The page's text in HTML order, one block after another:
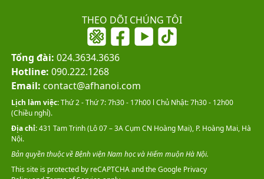
THEO DÕI CHÚNG TÔI
Tổng đài: 024.3634.3636
Hotline: 090.222.1268
Email: contact@afhanoi.com
This site is protected by reCAPTCHA and the GooglePrivacy
Lịch làm việc:Thứ 2 - Thứ 7: 7h30 - 17h00 l Chủ Nhật: 7h30 - 12h00
(Chiều nghỉ).
Địa chỉ:431 Tam Trinh (Lô 07 – 3A Cụm CN Hoàng Mai), P. Hoàng Mai, Hà
Nội.
Bản quyền thuộc về Bệnh viện Nam học và Hiếm muộn Hà Nội.